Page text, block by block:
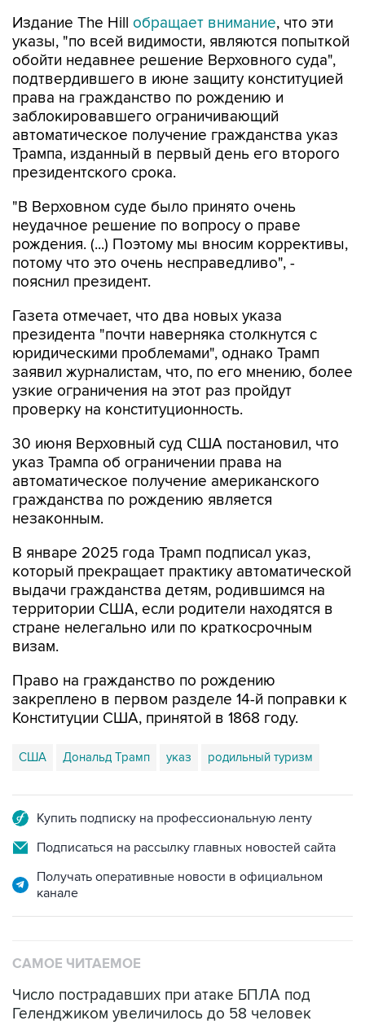
Издание The Hill обращает внимание, что эти
указы, "по всей видимости, являются попыткой
обойти недавнее решение Верховного суда",
подтвердившего в июне защиту конституцией
права на гражданство по рождению и
заблокировавшего ограничивающий
автоматическое получение гражданства указ
Трампа, изданный в первый день его второго
президентского срока.
"В Верховном суде было принято очень
неудачное решение по вопросу о праве
рождения. (...) Поэтому мы вносим коррективы,
потому что это очень несправедливо", -
пояснил президент.
Газета отмечает, что два новых указа
президента "почти наверняка столкнутся с
юридическими проблемами", однако Трамп
заявил журналистам, что, по его мнению, более
узкие ограничения на этот раз пройдут
проверку на конституционность.
30 июня Верховный суд США постановил, что
указ Трампа об ограничении права на
автоматическое получение американского
гражданства по рождению является
незаконным.
В январе 2025 года Трамп подписал указ,
который прекращает практику автоматической
выдачи гражданства детям, родившимся на
территории США, если родители находятся в
стране нелегально или по краткосрочным
визам.
Право на гражданство по рождению
закреплено в первом разделе 14-й поправки к
Конституции США, принятой в 1868 году.
США Дональд Трамп указ родильный туризм
Купить подписку на профессиональную ленту
Подписаться на рассылку главных новостей сайта
Получать оперативные новости в официальном
канале
САМОЕ ЧИТАЕМОЕ
Число пострадавших при атаке БПЛА под
Геленджиком увеличилось до 58 человек